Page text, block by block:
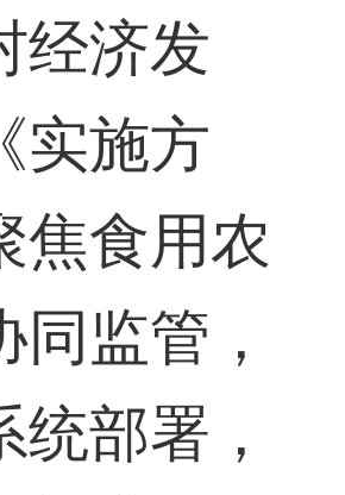
经济发
实施方
焦食用农
同监管，
统部署，